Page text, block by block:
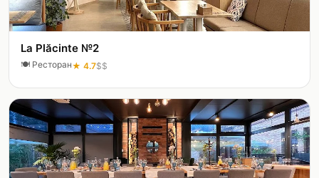
La Plăcinte №2
🍽️ Ресторан★ 4.7$$